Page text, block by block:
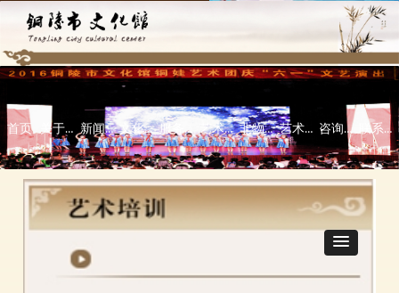
首页 关于本馆 新闻中心 文化活动 服务指南 艺术培训 非物质文化遗产 艺术欣赏 咨询指导\意见反馈栏 联系我们